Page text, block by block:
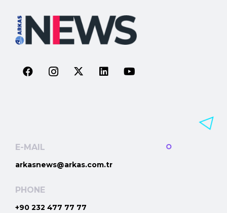
E-MAIL
arkasnews@arkas.com.tr
PHONE
+90 232 477 77 77